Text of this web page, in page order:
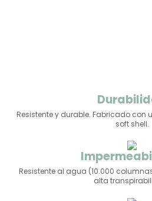
Resistente y durable. Fabricado
soft shell.
Resistente al agua (10.000
alta